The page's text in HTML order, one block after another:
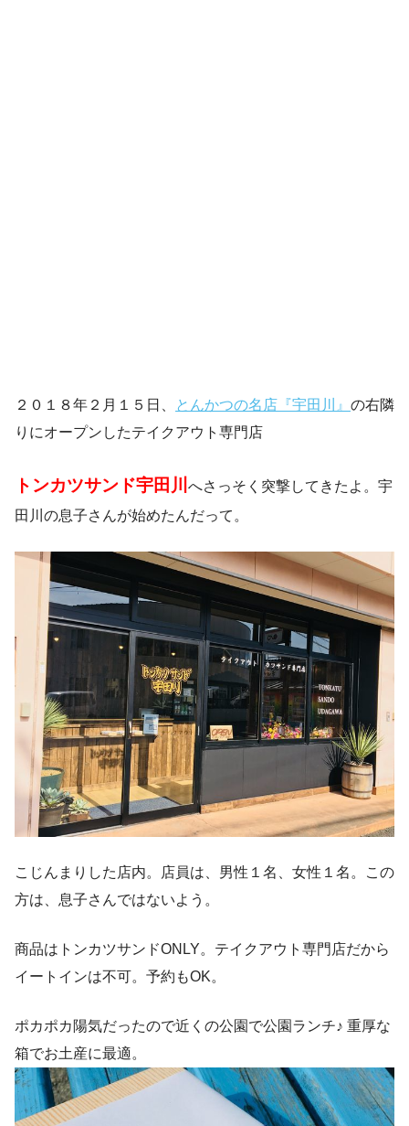
２０１８年２月１５日、 とんかつの名店『宇田川』 の右隣
りにオープンしたテイクアウト専門店
トンカツサンド宇田川
へさっそく突撃してきたよ。宇
田川の息子さんが始めたんだって。
こじんまりした店内。店員は、男性１名、女性１名。この
方は、息子さんではないよう。
商品はトンカツサンドONLY。テイクアウト専門店だから
イートインは不可。予約もOK。
ポカポカ陽気だったので近くの公園で公園ランチ♪ 重厚な
箱でお土産に最適。